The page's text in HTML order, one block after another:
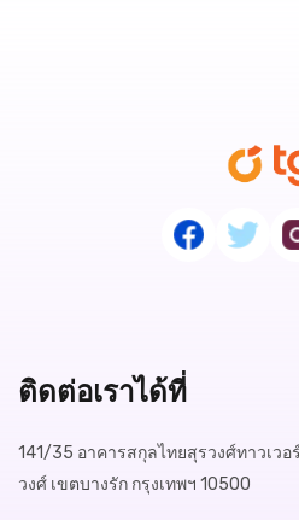
ติดต่อเราได้ที่
141/35 อาคารสกุลไทยสุรวงศ์ทาวเว
วงศ์ เขตบางรัก กรุงเทพฯ 10500